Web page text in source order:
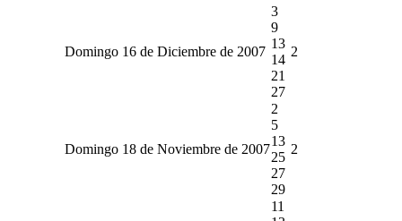
Domingo 16 de Diciembre de 2007
3
9
13
14
21
27
2
Domingo 18 de Noviembre de 2007
2
5
13
25
27
29
2
11